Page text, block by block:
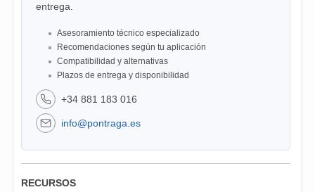
entrega.
Asesoramiento técnico especializado
Recomendaciones según tu aplicación
Compatibilidad y alternativas
Plazos de entrega y disponibilidad
+34 881 183 016
info@pontraga.es
RECURSOS